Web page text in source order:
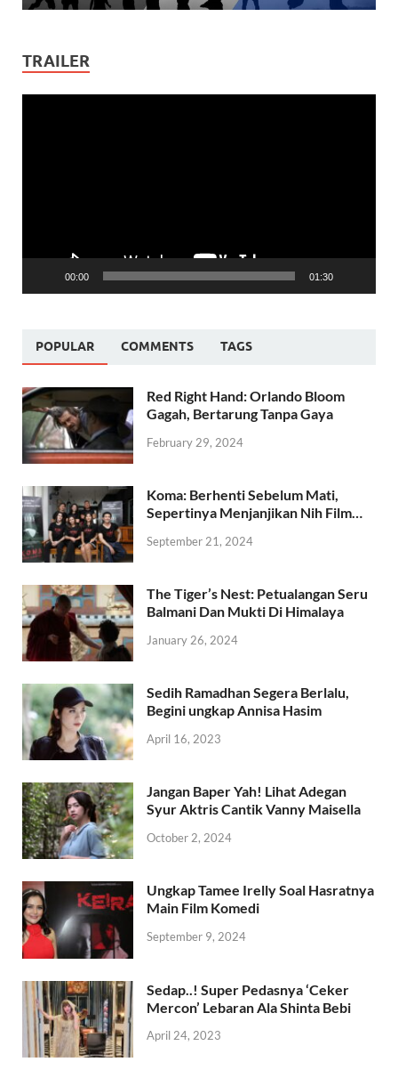
TRAILER
00:00 01:30
POPULAR COMMENTS TAGS
Red Right Hand: Orlando Bloom
Gagah, Bertarung Tanpa Gaya
February 29, 2024
Koma: Berhenti Sebelum Mati,
Sepertinya Menjanjikan Nih Film…
September 21, 2024
The Tiger’s Nest: Petualangan Seru
Balmani Dan Mukti Di Himalaya
January 26, 2024
Sedih Ramadhan Segera Berlalu,
Begini ungkap Annisa Hasim
April 16, 2023
Jangan Baper Yah! Lihat Adegan
Syur Aktris Cantik Vanny Maisella
October 2, 2024
Ungkap Tamee Irelly Soal Hasratnya
Main Film Komedi
September 9, 2024
Sedap..! Super Pedasnya ‘Ceker
Mercon’ Lebaran Ala Shinta Bebi
April 24, 2023